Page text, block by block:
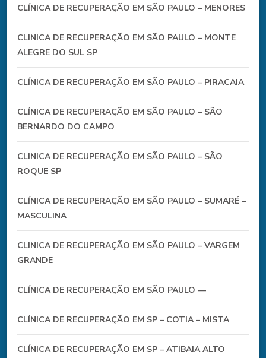
CLÍNICA DE RECUPERAÇÃO EM SÃO PAULO – MENORES
CLINICA DE RECUPERAÇÃO EM SÃO PAULO – MONTE
ALEGRE DO SUL SP
CLÍNICA DE RECUPERAÇÃO EM SÃO PAULO – PIRACAIA
CLÍNICA DE RECUPERAÇÃO EM SÃO PAULO – SÃO
BERNARDO DO CAMPO
CLINICA DE RECUPERAÇÃO EM SÃO PAULO – SÃO
ROQUE SP
CLÍNICA DE RECUPERAÇÃO EM SÃO PAULO – SUMARÉ –
MASCULINA
CLINICA DE RECUPERAÇÃO EM SÃO PAULO – VARGEM
GRANDE
CLÍNICA DE RECUPERAÇÃO EM SÃO PAULO —
CLÍNICA DE RECUPERAÇÃO EM SP – COTIA – MISTA
CLÍNICA DE RECUPERAÇÃO EM SP – ATIBAIA ALTO